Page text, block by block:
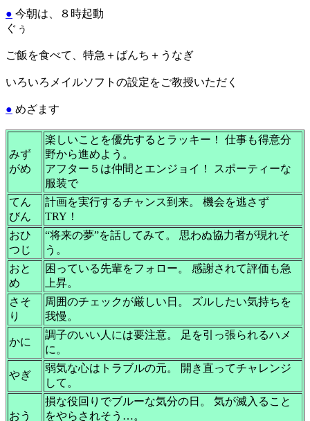
● 今朝は、８時起動
ぐぅ
ご飯を食べて、特急＋ばんち＋うなぎ
いろいろメイルソフトの設定をご教授いただく
● めざます
みず
がめ
楽しいことを優先するとラッキー！ 仕事も得意分
野から進めよう。
アフター５は仲間とエンジョイ！ スポーティーな
服装で
てん
びん
計画を実行するチャンス到来。 機会を逃さず
TRY！
おひ
つじ
“将来の夢”を話してみて。 思わぬ協力者が現れそ
う。
おと
め
困っている先輩をフォロー。 感謝されて評価も急
上昇。
さそ
り
周囲のチェックが厳しい日。 ズルしたい気持ちを
我慢。
かに
調子のいい人には要注意。 足を引っ張られるハメ
に。
やぎ
弱気な心はトラブルの元。 開き直ってチャレンジ
して。
おう
損な役回りでブルーな気分の日。 気が滅入ること
をやらされそう…。